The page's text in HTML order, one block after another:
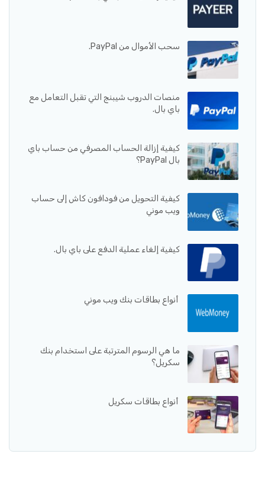
سحب الأموال من PayPal.
منصات الدروب شيبنج التي تقبل التعامل مع
باي بال.
كيفية إزالة الحساب المصرفي من حساب باي
بال PayPal؟
كيفية التحويل من فودافون كاش إلى حساب
ويب موني
كيفية إلغاء عملية الدفع على باي بال.
أنواع بطاقات بنك ويب موني
ما هي الرسوم المترتبة على استخدام بنك
سكريل؟
أنواع بطاقات سكريل